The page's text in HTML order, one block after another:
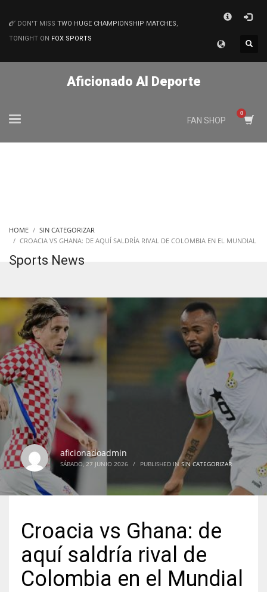
MATCHES
DON'T MISS TWO HUGE CHAMPIONSHIP MATCHES,
TONIGHT ON FOX SPORTS
Aficionado Al Deporte
FAN SHOP
HOME
SIN CATEGORIZAR
CROACIA VS GHANA: DE AQUÍ SALDRÍA RIVAL DE COLOMBIA EN EL MUNDIAL
Sports News
aficionadoadmin
SÁBADO, 27 JUNIO 2026 / PUBLISHED INSIN CATEGORIZAR
Croacia vs Ghana: de
aquí saldría rival de
Colombia en el Mundial